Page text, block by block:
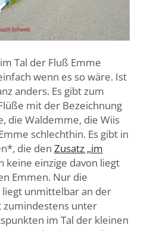
Tal der Fluß Emme
wenn es so wäre. Ist
anders. Es gibt zum
mit der Bezeichnung
die Waldemme, die Wiis
schlechthin. Es gibt in
die den Zusatz „im
keine einzige davon liegt
Emmen. Nur die
unmittelbar an der
zumindestens unter
im Tal der kleinen